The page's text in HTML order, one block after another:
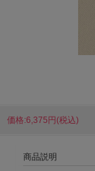
価格:6,375円(税込)
商品説明